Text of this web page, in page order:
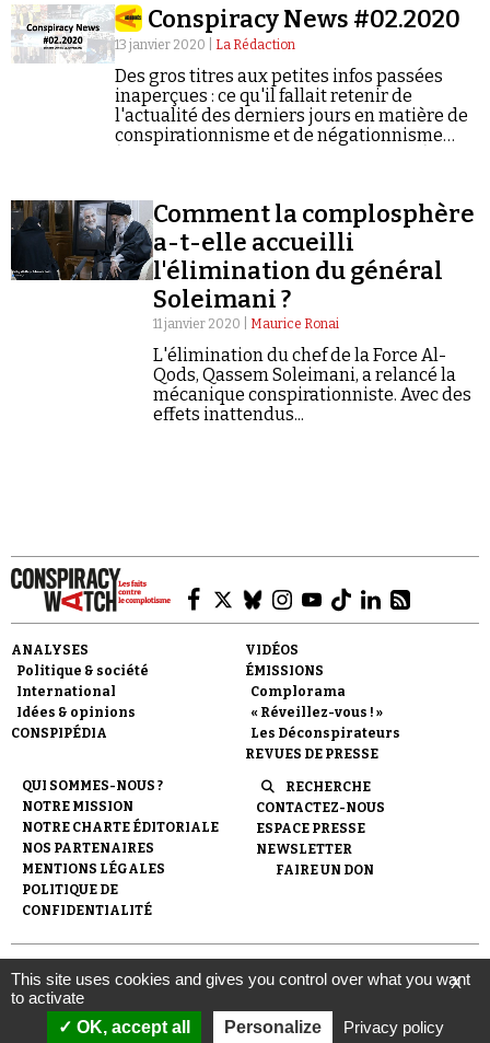
Se connecter
Conspiracy News #02.2020
13 janvier 2020 | La Rédaction
Des gros titres aux petites infos passées
inaperçues : ce qu'il fallait retenir de
l'actualité des derniers jours en matière de
conspirationnisme et de négationnisme
Comment la complosphère
a-t-elle accueilli
l'élimination du général
Soleimani ?
11 janvier 2020 | Maurice Ronai
L'élimination du chef de la Force Al-
Qods, Qassem Soleimani, a relancé la
mécanique conspirationniste. Avec des
effets inattendus...
ANALYSES
Politique & société
International
Idées & opinions
CONSPIPÉDIA
VIDÉOS
ÉMISSIONS
Complorama
« Réveillez-vous ! »
Les Déconspirateurs
REVUES DE PRESSE
QUI SOMMES-NOUS ?
NOTRE MISSION
NOTRE CHARTE ÉDITORIALE
NOS PARTENAIRES
MENTIONS LÉGALES
POLITIQUE DE
CONFIDENTIALITÉ
RECHERCHE
CONTACTEZ-NOUS
ESPACE PRESSE
NEWSLETTER
FAIRE UN DON
© 2007- 2026 Conspiracy Watch | Une réalisation de
l'Observatoire du conspirationnisme (association loi de 1901) avec
le soutien de la Fondation pour la Mémoire de la Shoah.
X
This site uses cookies and gives you control over what you want
to activate
OK, accept all
Personalize Privacy policy